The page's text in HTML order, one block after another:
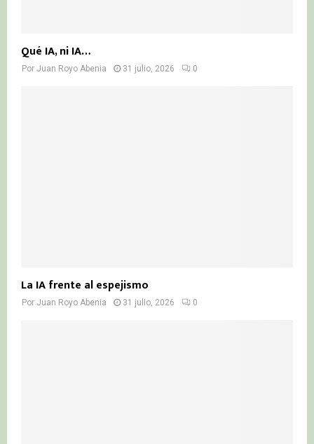
Qué IA, ni IA…
Por Juan Royo Abenia 31 julio, 2026 0
La IA frente al espejismo
Por Juan Royo Abenia 31 julio, 2026 0